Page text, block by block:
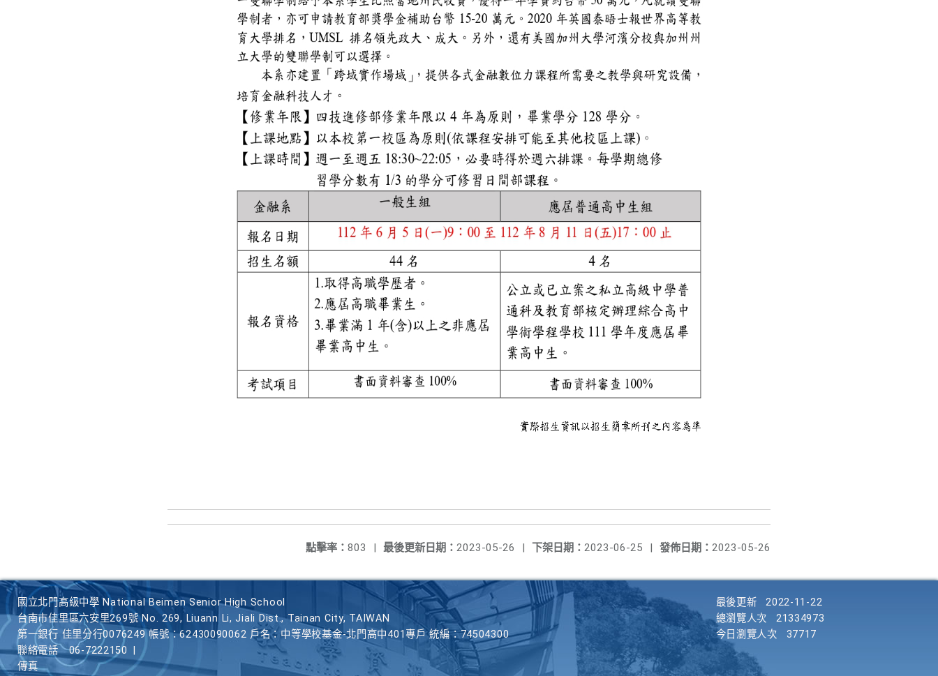
發佈日期： 2023-05-26
下架日期： 2023-06-25 |
最後更新日期： 2023-05-26 |
點擊率： 803 |
國立北門高級中學 National Beimen Senior High School
台南市佳里區六安里269號 No. 269, Liuann Li, Jiali Dist., Tainan City, TAIWAN
第一銀行 佳里分行0076249 帳號：62430090062 戶名：中等學校基金-北門高中401專戶 統編：74504300
聯絡電話
06-7222150
傳真
最後更新
2022-11-22
總瀏覽人次
21334973
今日瀏覽人次
37717